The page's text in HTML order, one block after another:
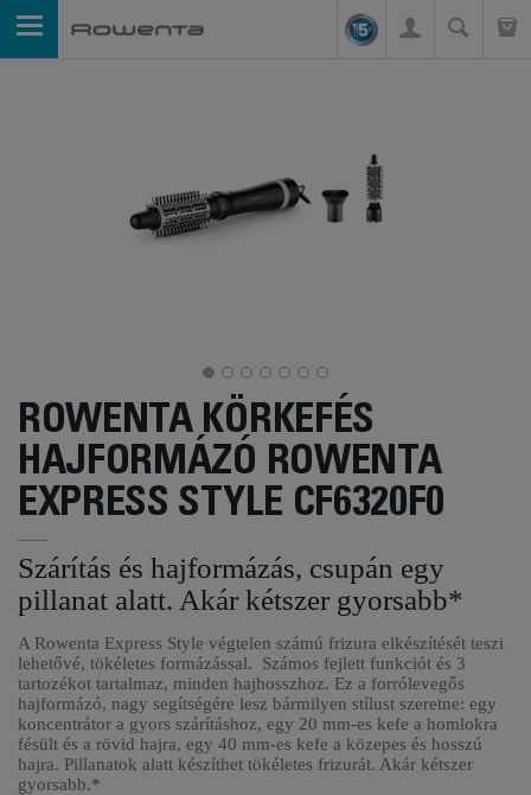
ROWENTA KÖRKEFÉS
HAJFORMÁZÓ ROWENTA
EXPRESS STYLE CF6320F0
Szárítás és hajformázás, csupán egy
pillanat alatt. Akár kétszer gyorsabb*
A Rowenta Express Style végtelen számú frizura elkészítését teszi
lehetővé, tökéletes formázással. Számos fejlett funkciót és 3
tartozékot tartalmaz, minden hajhosszhoz. Ez a forrólevegős
hajformázó, nagy segítségére lesz bármilyen stílust szeretne: egy
koncentrátor a gyors szárításhoz, egy 20 mm-es kefe a homlokra
fésült és a rövid hajra, egy 40 mm-es kefe a közepes és hosszú
hajra. Pillanatok alatt készíthet tökéletes frizurát. Akár kétszer
gyorsabb.*